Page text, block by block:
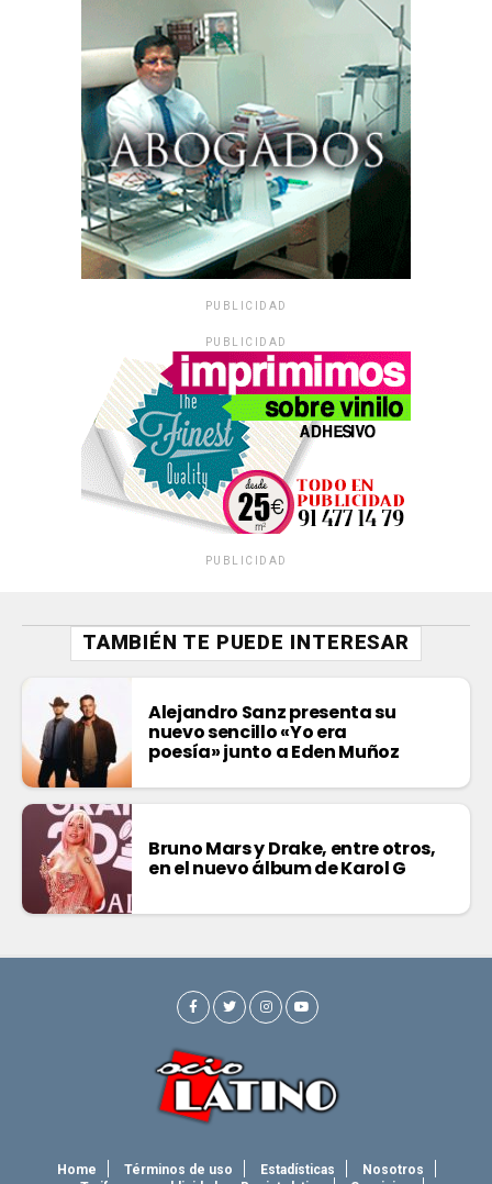
PUBLICIDAD
PUBLICIDAD
PUBLICIDAD
TAMBIÉN TE PUEDE INTERESAR
Alejandro Sanz presenta su
nuevo sencillo «Yo era
poesía» junto a Eden Muñoz
Bruno Mars y Drake, entre otros,
en el nuevo álbum de Karol G
Home Términos de uso Estadísticas
Nosotros